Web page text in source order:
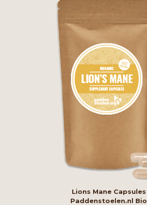
Lions Mane Capsules
Paddenstoelen.nl Bio